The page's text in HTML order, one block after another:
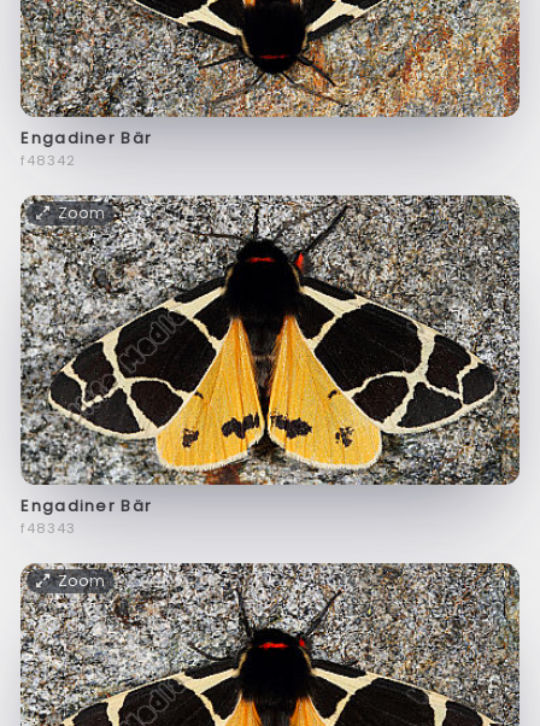
Engadiner Bär
f48342
Zoom
Engadiner Bär
f48343
Zoom